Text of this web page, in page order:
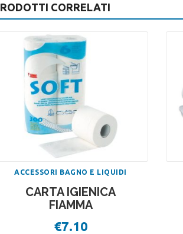
CORRELATI
ACCESSORI BAGNO E LIQUIDI
CARTA IGIENICA
FIAMMA
€7.10